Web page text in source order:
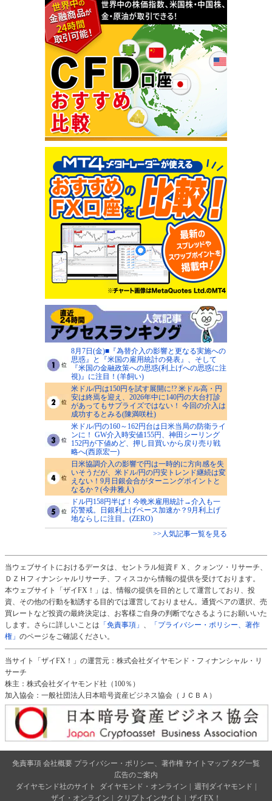
8月7日(金)■『為替介入の影響と更なる実施への
思惑』と『米国の雇用統計の発表』、そして
『米国の金融政策への思惑(利上げへの思惑に注
視)』に注目！(羊飼い)
米ドル/円は150円を試す展開に!? 米ドル高・円
安は終焉を迎え、2026年中に140円の大台打診
があってもサプライズではない！ 今回の介入は
成功するとみる(陳満咲杜)
米ドル/円の160～162円台は日米当局の防衛ライ
ンに！ GW介入時安値155円、神田シーリング
152円が下値めど、押し目買いから戻り売り戦
略へ(西原宏一)
日米協調介入の影響で円は一時的に方向感を失
いそうだが、米ドル/円の円安トレンド継続は変
えない！9月日銀会合がターニングポイントと
なるか？(今井雅人)
ドル円158円半ば！今晩米雇用統計→介入も一
応警戒。日銀利上げペース加速か？9月利上げ
地ならしに注目。(ZERO)
>>人気記事一覧を見る
当ウェブサイトにおけるデータは、セントラル短資ＦＸ、クォンツ・リサーチ、
ＤＺＨフィナンシャルリサーチ、フィスコから情報の提供を受けております。
本ウェブサイト「ザイFX！」は、情報の提供を目的として運営しており、投
資、その他の行動を勧誘する目的では運営しておりません。通貨ペアの選択、売
買レートなど投資の最終決定は、お客様ご自身の判断でなさるようにお願いいた
します。さらに詳しいことは 「免責事項」 、
「プライバシー・ポリシー、著作
権」 のページをご確認ください。
当サイト「ザイFX！」の運営元：株式会社ダイヤモンド・フィナンシャル・リ
サーチ
株主：株式会社ダイヤモンド社（100％）
加入協会：一般社団法人日本暗号資産ビジネス協会（ＪＣＢＡ）
免責事項 会社概要 プライバシー・ポリシー、著作権 サイトマップ タグ一覧
広告のご案内
ダイヤモンド社のサイト
ダイヤモンド・オンライン 週刊ダイヤモンド
ザイ・オンライン
クリプトインサイト ザイFX！